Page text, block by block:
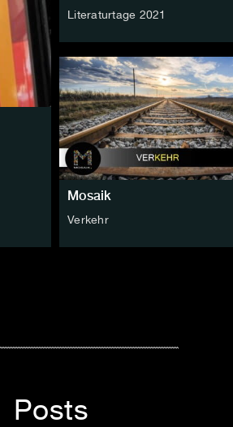
Literaturtage 2021
Mosaik
Verkehr
Posts